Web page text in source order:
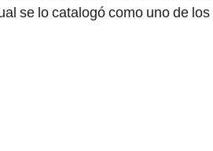
se lo catalogó como uno de